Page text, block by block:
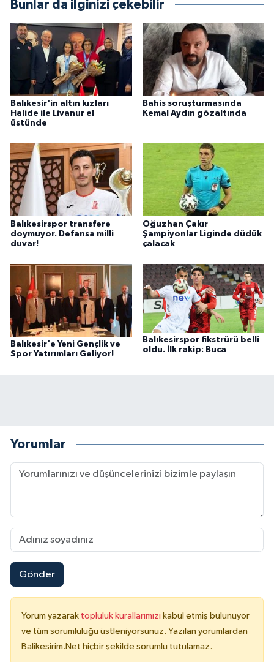
Bunlar da ilginizi çekebilir
Balıkesir'in altın kızları
Halide ile Livanur el
üstünde
Bahis soruşturmasında
Kemal Aydın gözaltında
Balıkesirspor transfere
doymuyor. Defansa milli
duvar!
Oğuzhan Çakır
Şampiyonlar Liginde düdük
çalacak
Balıkesir'e Yeni Gençlik ve
Spor Yatırımları Geliyor!
Balıkesirspor fikstrürü belli
oldu. İlk rakip: Buca
Yorumlar
Gönder
Yorum yazarak topluluk kurallarımızı kabul etmiş bulunuyor
ve tüm sorumluluğu üstleniyorsunuz. Yazılan yorumlardan
Balikesirim.Net hiçbir şekilde sorumlu tutulamaz.